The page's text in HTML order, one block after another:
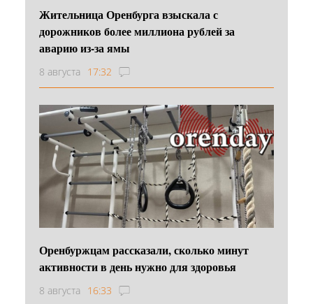
Жительница Оренбурга взыскала с
дорожников более миллиона рублей за
аварию из-за ямы
8 августа 17:32
Оренбуржцам рассказали, сколько минут
активности в день нужно для здоровья
8 августа 16:33